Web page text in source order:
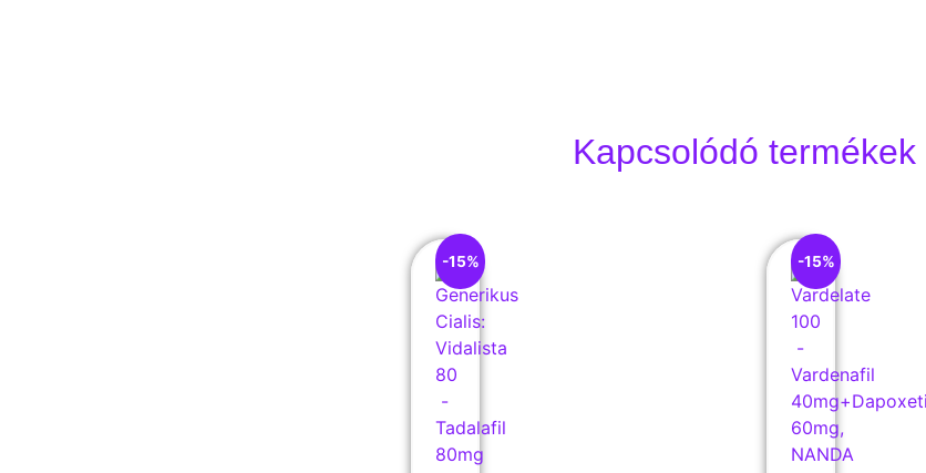
Kapcsolódó termékek
-15% -15%